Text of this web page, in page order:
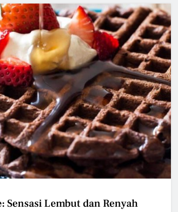
Sensasi Lembut dan Renyah